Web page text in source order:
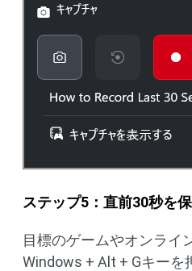
ステップ5：直前30秒を
目標のゲームやオンライ
Windows + Alt + Gキーを